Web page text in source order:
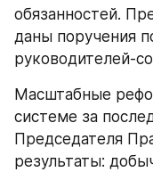
обязанностей.
даны поручения
руководителей-
Масштабные
системе за
Председателя
результаты: